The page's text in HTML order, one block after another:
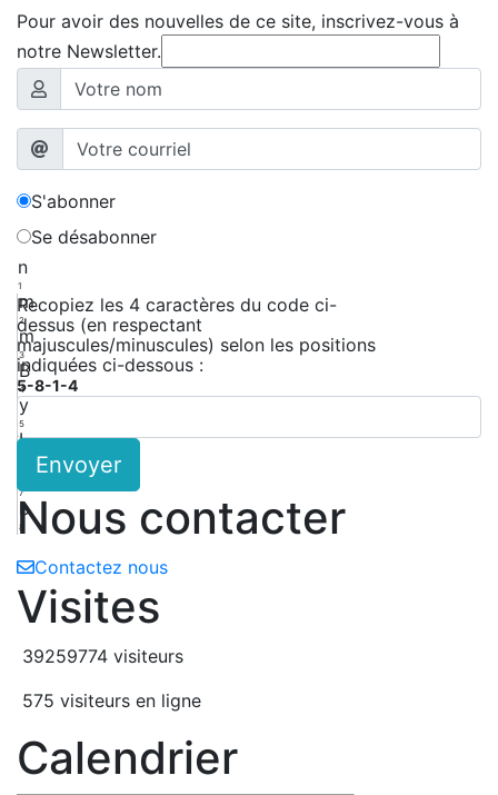
Pour avoir des nouvelles de ce site, inscrivez-vous à
notre Newsletter.
S'abonner
Se désabonner
n
1
m
2
m
3
B
4
y
5
L
7
b
8
Recopiez les 4 caractères du code ci-
dessus (en respectant
majuscules/minuscules) selon les positions
indiquées ci-dessous :
5-8-1-4
Envoyer
Nous contacter
Contactez nous
Visites
39259774 visiteurs
575 visiteurs en ligne
Calendrier